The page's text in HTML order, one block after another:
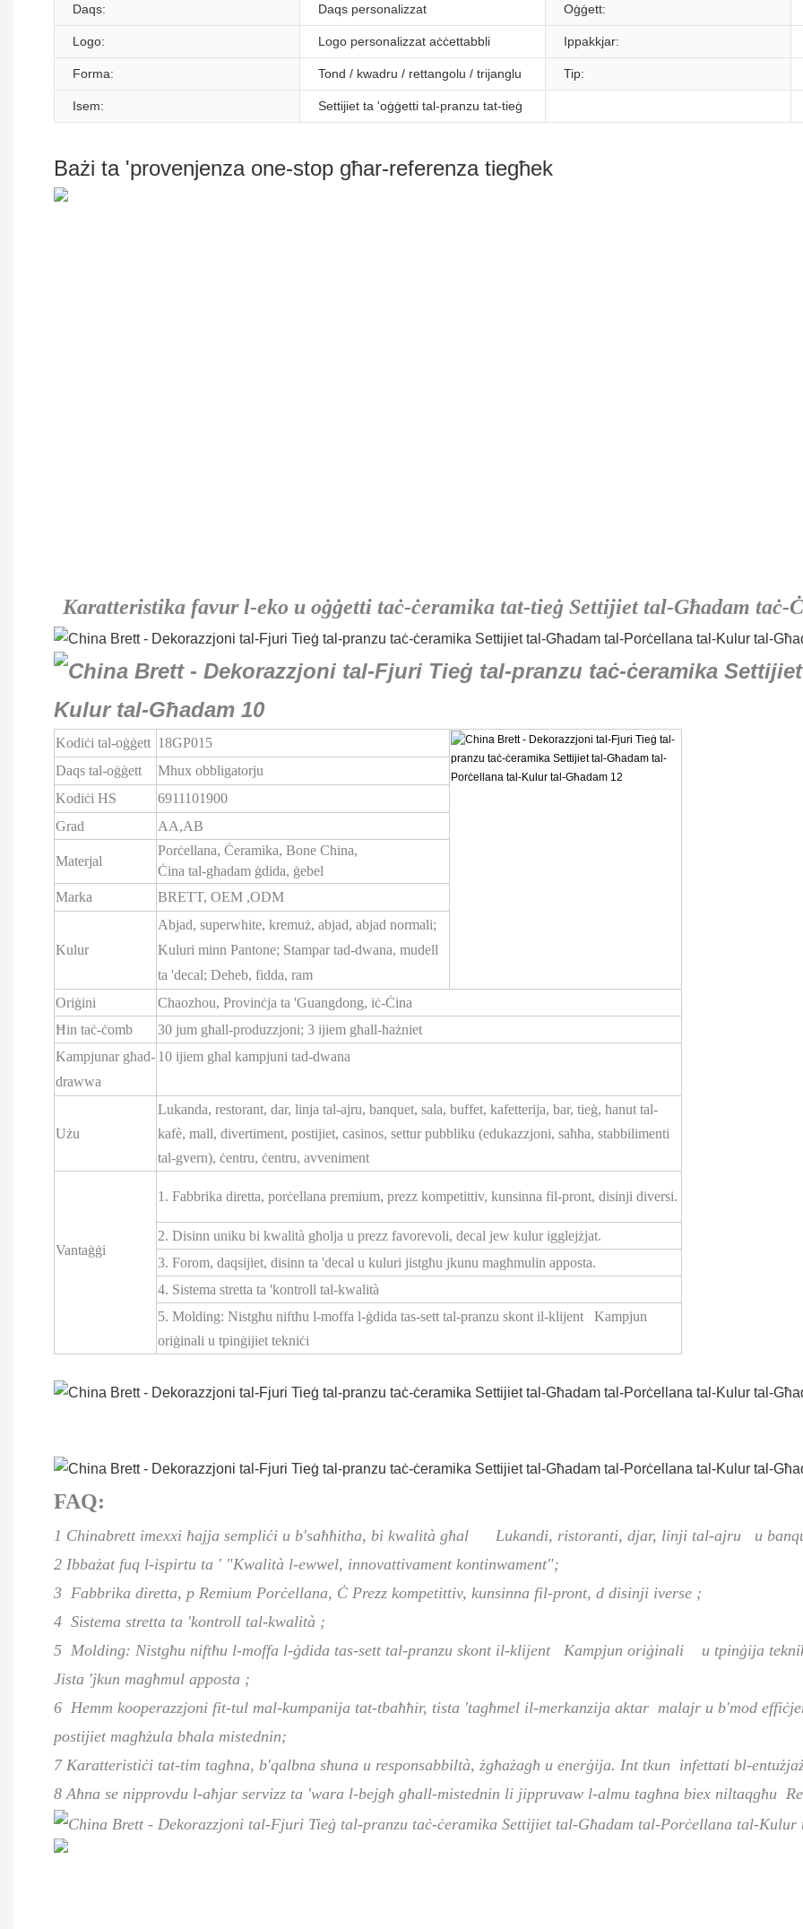
Daqs: Daqs personalizzat Oġġett:
Logo: Logo personalizzat aċċettabbli Ippakkjar:
Forma: Tond / kwadru / rettangolu / trijanglu Tip:
Isem: Settijiet ta 'oġġetti tal-pranzu tat-tieġ
Bażi ta 'provenjenza one-stop għar-referenza tiegħek
Karatteristika favur l-eko u oġġetti taċ-ċeramika tat-tieġ Settijiet tal-Għadam taċ-
Kodiċi tal-oġġett 18GP015
Daqs tal-oġġett
Mhux obbligatorju
Kodiċi HS
6911101900
Grad
AA,AB
Materjal
Porċellana, Ċeramika, Bone China,
Ċina tal-għadam ġdida, ġebel
Marka
BRETT, OEM ,ODM
Kulur
Abjad, superwhite, kremuż, abjad, abjad normali;
Kuluri minn Pantone; Stampar tad-dwana, mudell
ta 'decal; Deheb, fidda, ram
Oriġini
Chaozhou, Provinċja ta 'Guangdong, iċ-Ċina
Ħin taċ-ċomb
30 jum għall-produzzjoni; 3 ijiem għall-ħażniet
Kampjunar għad-
drawwa
10 ijiem għal kampjuni tad-dwana
Użu
Lukanda, restorant, dar, linja tal-ajru, banquet, sala, buffet, kafetterija, bar, tieġ, ħanut tal-
kafè, mall, divertiment, postijiet, casinos, settur pubbliku (edukazzjoni, saħħa, stabbilimenti
tal-gvern), ċentru, ċentru, avveniment
Vantaġġi
1. Fabbrika diretta, porċellana premium, prezz kompetittiv, kunsinna fil-pront, disinji diversi.
2. Disinn uniku bi kwalità għolja u prezz favorevoli, decal jew kulur igglejżjat.
3. Forom, daqsijiet, disinn ta 'decal u kuluri jistgħu jkunu magħmulin apposta.
4. Sistema stretta ta 'kontroll tal-kwalità
5. Molding: Nistgħu niftħu l-moffa l-ġdida tas-sett tal-pranzu skont il-klijent Kampjun
oriġinali u tpinġijiet tekniċi
FAQ:
1 Chinabrett imexxi ħajja sempliċi u b'saħħitha, bi kwalità għal Lukandi, ristoranti, djar, linji tal-ajru u
2 Ibbażat fuq l-ispirtu ta ' "Kwalità l-ewwel, innovattivament kontinwament";
3 Fabbrika diretta, p Remium Porċellana, Ċ Prezz kompetittiv, kunsinna fil-pront, d disinji iverse ;
4 Sistema stretta ta 'kontroll tal-kwalità ;
5 Molding: Nistgħu niftħu l-moffa l-ġdida tas-sett tal-pranzu skont il-klijent Kampjun oriġinali u tpinġija
Jista 'jkun magħmul apposta ;
6 Hemm kooperazzjoni fit-tul mal-kumpanija tat-tbaħħir, tista 'tagħmel il-merkanzija aktar malajr u b'mod
postijiet magħżula bħala mistednin;
7 Karatteristiċi tat-tim tagħna, b'qalbna sħuna u responsabbiltà, żgħażagħ u enerġija. Int tkun infettati bl-
8 Aħna se nipprovdu l-aħjar servizz ta 'wara l-bejgħ għall-mistednin li jippruvaw l-almu tagħna biex niltaqgħu